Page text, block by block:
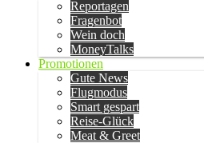
Reportagen
Fragenbot
Wein doch
MoneyTalks
Promotionen
Gute News
Flugmodus
Smart gespart
Reise-Glück
Meat & Greet